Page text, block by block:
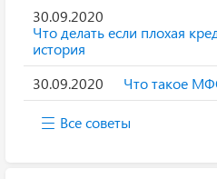
30.09.2020
Что делать если плохая
история
30.09.2020
Что такое
Все советы